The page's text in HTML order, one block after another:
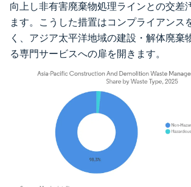
向上し非有害廃棄物処理ラインとの交差
ます。こうした措置はコンプライアンス
く、アジア太平洋地域の建設・解体廃棄
る専門サービスへの扉を開きます。